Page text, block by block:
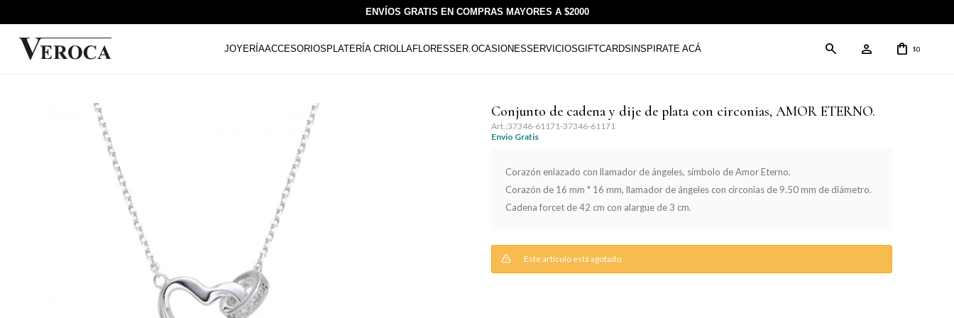
ENVÍOS GRATIS EN COMPRAS MAYORES A $2000
JOYERÍAACCESORIOS PLATERÍA CRIOLLAFLORESSER.OCASIONESSERVICIOSGIFTCARDS INSPIRATE ACÁ $0
Conjunto de cadena y dije de plata con circonias, AMOR ETERNO.
37346-61171-37346-61171
Envio Gratis
Corazón enlazado con llamador de ángeles, símbolo de Amor Eterno.
Corazón de 16 mm * 16 mm, llamador de ángeles con circonias de 9.50 mm de diámetro.
Cadena forcet de 42 cm con alargue de 3 cm.
Este artículo está agotado.